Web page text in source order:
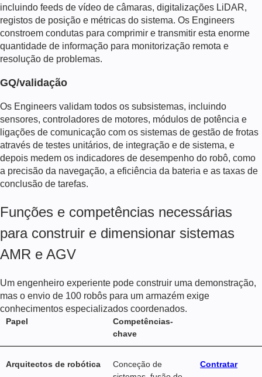
incluindo feeds de vídeo de câmaras, digitalizações LiDAR,
registos de posição e métricas do sistema. Os Engineers
constroem condutas para comprimir e transmitir esta enorme
quantidade de informação para monitorização remota e
resolução de problemas.
GQ/validação
Os Engineers validam todos os subsistemas, incluindo
sensores, controladores de motores, módulos de potência e
ligações de comunicação com os sistemas de gestão de frotas
através de testes unitários, de integração e de sistema, e
depois medem os indicadores de desempenho do robô, como
a precisão da navegação, a eficiência da bateria e as taxas de
conclusão de tarefas.
Funções e competências necessárias
para construir e dimensionar sistemas
AMR e AGV
Um engenheiro experiente pode construir uma demonstração,
mas o envio de 100 robôs para um armazém exige
conhecimentos especializados coordenados.
Papel
Competências-
chave
Arquitectos de robótica
Conceção de
Contratar